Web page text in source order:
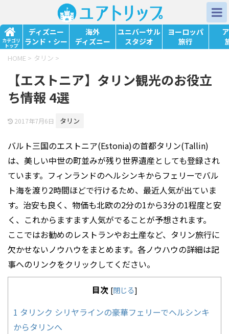
カテゴリ
トップ
ディズニー
ランド・シー
海外
ディズニー
ユニバーサル
スタジオ
ヨーロッパ
旅行
HOME > タリン >
【エストニア】タリン観光のお役立
ち情報 4選
2017年7月6日 タリン
バルト三国のエストニア(Estonia)の首都タリン(Tallin)
は、美しい中世の町並みが残り世界遺産としても登録され
ています。フィンランドのヘルシンキからフェリーでバル
ト海を渡り2時間ほどで行けるため、最近人気が出ていま
す。治安も良く、物価も北欧の2分の1から3分の1程度と安
く、これからますます人気がでることが予想されます。
ここではお勧めのレストランやお土産など、タリン旅行に
欠かせないノウハウをまとめます。各ノウハウの詳細は記
事へのリンクをクリックしてください。
目次 [閉じる]
1 タリンク シリヤラインの豪華フェリーでヘルシンキ
からタリンへ